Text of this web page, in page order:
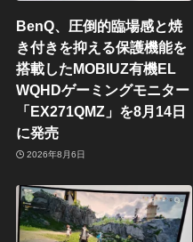
BenQ、圧倒的臨場感と焼
き付きを抑える保護機能を
搭載したMOBIUZ有機EL
WQHDゲーミングモニター
「EX271QMZ」を8月14日
に発売
2026年8月6日